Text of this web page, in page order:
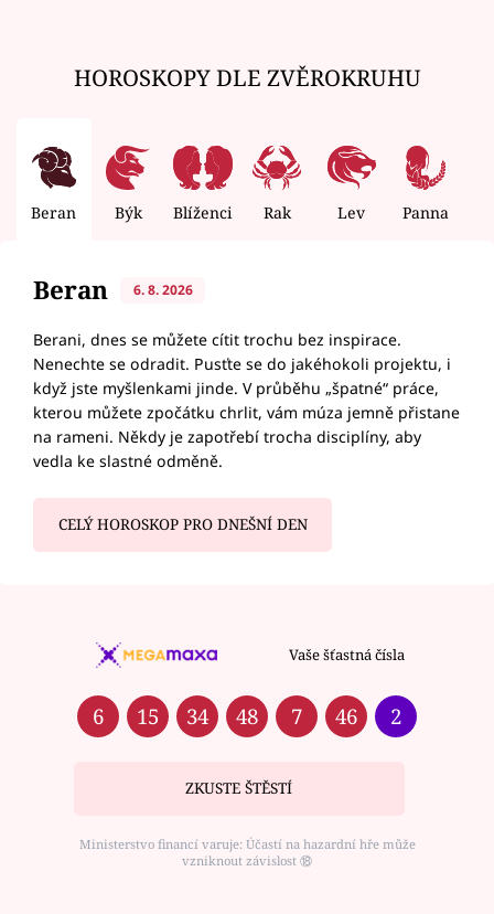
HOROSKOPY DLE ZVĚROKRUHU
Beran Býk Blíženci Rak Lev Panna
Beran 6. 8. 2026
Berani, dnes se můžete cítit trochu bez inspirace.
Nenechte se odradit. Pusťte se do jakéhokoli projektu, i
když jste myšlenkami jinde. V průběhu „špatné“ práce,
kterou můžete zpočátku chrlit, vám múza jemně přistane
na rameni. Někdy je zapotřebí trocha disciplíny, aby
vedla ke slastné odměně.
CELÝ HOROSKOP PRO DNEŠNÍ DEN
Vaše šťastná čísla
6 15 34 48 7 46 2
ZKUSTE ŠTĚSTÍ
Ministerstvo financí varuje: Účastí na hazardní hře může
vzniknout závislost ⑱